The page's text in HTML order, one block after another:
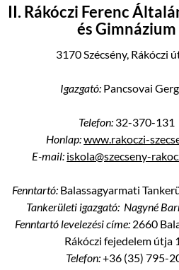
II. Rákóczi Ferenc
és Gimnázium
3170 Szécsény, Rákóczi
Igazgató: Pancsovai
Telefon: 32-370-131
Honlap:www.rakoczi-
E-mail: iskola@szecseny-
Fenntartó: Balassagyarmati
Tankerületi igazgató: Nagyné
Fenntartó levelezési címe:2660
Rákóczi fejedelem útja
Telefon:+36 (35) 795-